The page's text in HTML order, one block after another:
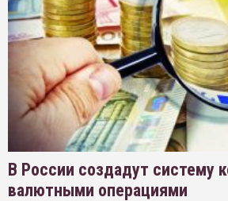
В России создадут систему
валютными операциями